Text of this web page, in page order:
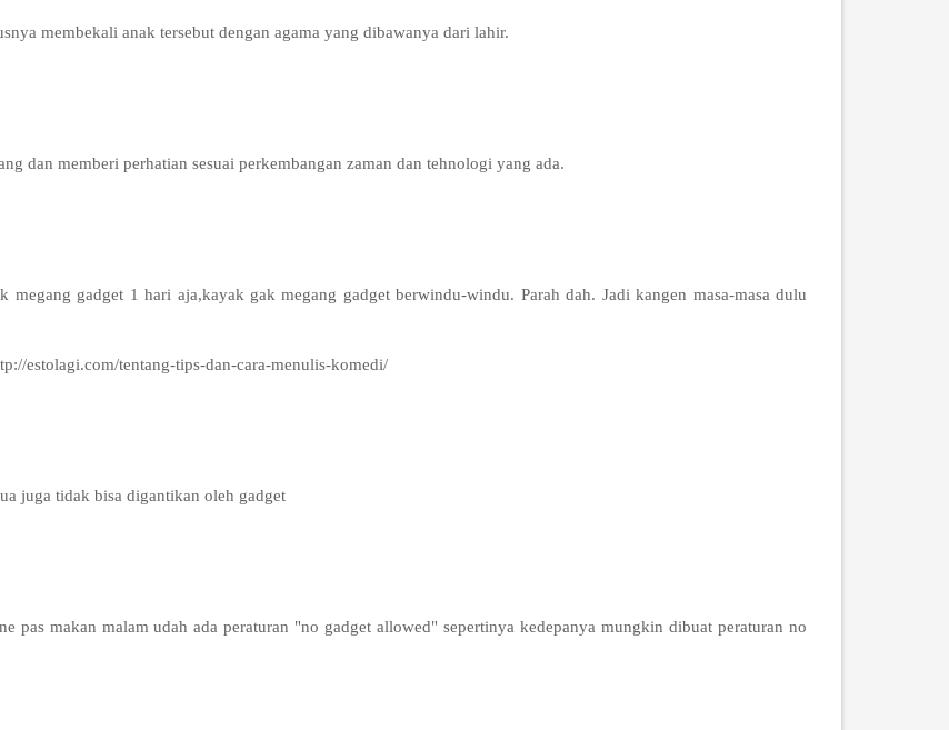
membekali anak tersebut dengan agama yang dibawanya dari lahir.
dan memberi perhatian sesuai perkembangan zaman dan tehnologi yang ada.
megang gadget 1 hari aja,kayak gak megang gadget berwindu-windu. Parah dah. Jadi kangen masa-masa dulu
estolagi.com/tentang-tips-dan-cara-menulis-komedi/
juga tidak bisa digantikan oleh gadget
pas makan malam udah ada peraturan "no gadget allowed" sepertinya kedepanya mungkin dibuat peraturan no